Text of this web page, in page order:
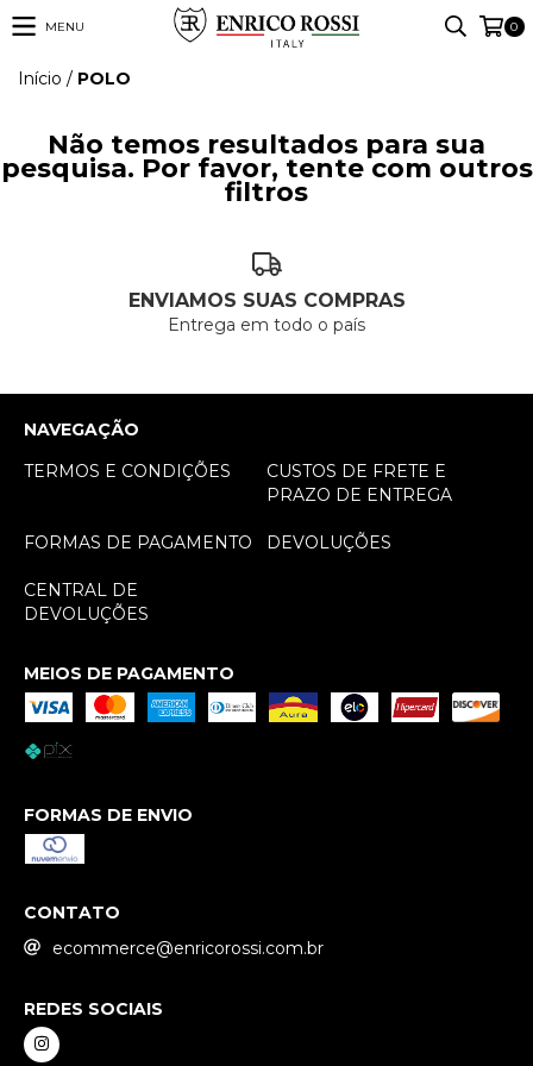
MENU 0
Início / POLO
Não temos resultados para sua
pesquisa. Por favor, tente com outros
filtros
ENVIAMOS SUAS COMPRAS
Entrega em todo o país
NAVEGAÇÃO
TERMOS E CONDIÇÕES
CUSTOS DE FRETE E
PRAZO DE ENTREGA
FORMAS DE PAGAMENTO DEVOLUÇÕES
CENTRAL DE
DEVOLUÇÕES
MEIOS DE PAGAMENTO
FORMAS DE ENVIO
CONTATO
ecommerce@enricorossi.com.br
REDES SOCIAIS